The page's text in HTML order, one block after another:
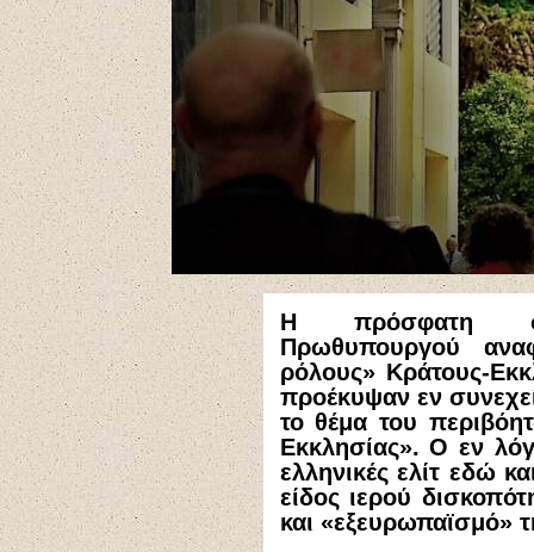
Η πρόσφατη
Πρωθυπουργού
ρόλους» Κράτους-
προέκυψαν εν
το θέμα του
Εκκλησίας». Ο εν
ελληνικές ελίτ εδώ
είδος ιερού
και «εξευρωπαϊσμό»